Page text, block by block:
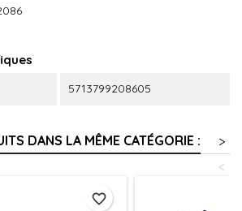
5713799208605
DANS LA MÊME CATÉGORIE :
>
<
favorite_border